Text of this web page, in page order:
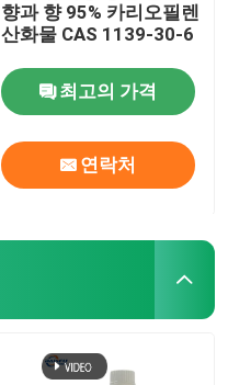
향과 향 95% 카리오필렌
산화물 CAS 1139-30-6
최고의 가격
연락처